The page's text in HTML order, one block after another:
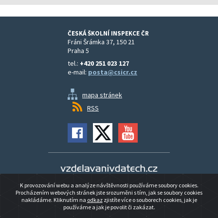
ČESKÁ ŠKOLNÍ INSPEKCE ČR
Fráni Šrámka 37, 150 21
Praha 5
tel.: +420 251 023 127
e-mail: posta@csicr.cz
mapa stránek
RSS
Vzdělávání v datech
Prohlášení o přístupnosti
© 2026 ČESKÁ ŠKOLNÍ INSPEKCE ČR
K provozování webu a analýze návštěvnosti používáme soubory cookies.
Procházením webových stránek jste srozuměni s tím, jak se soubory cookies
nakládáme. Kliknutím na odkazzjistíte více o souborech cookies, jak je
používáme a jak je povolit či zakázat.